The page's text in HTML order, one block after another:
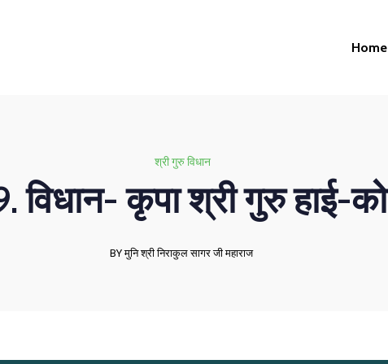
Home
श्री गुरु विधान
विधान- कृपा श्री गुरु हाई-को
BY मुनि श्री निराकुल सागर जी महाराज